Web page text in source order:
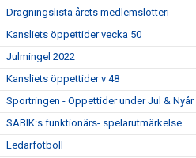
Dragningslista årets medlemslotteri
Kansliets öppettider vecka 50
Julmingel 2022
Kansliets öppettider v 48
Sportringen - Öppettider under Jul & Nyår
SABIK:s funktionärs- spelarutmärkelse
Ledarfotboll